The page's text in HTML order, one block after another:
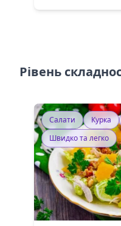
Рівень
Салати Курка
Швидко та легко